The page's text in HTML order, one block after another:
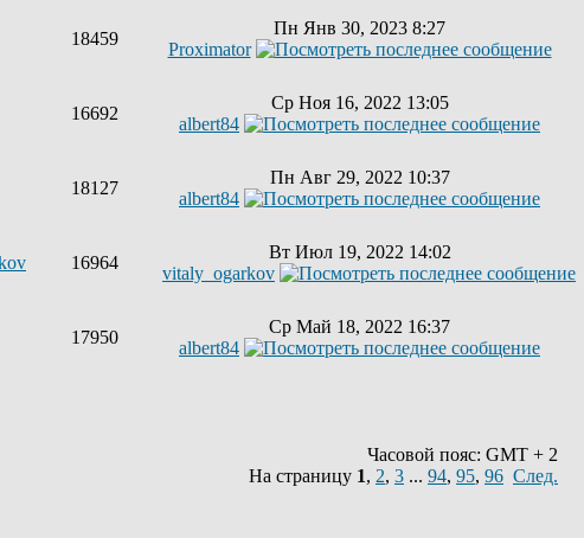
18459
Пн Янв 30, 2023 8:27
Proximator
16692
Ср Ноя 16, 2022 13:05
albert84
18127
Пн Авг 29, 2022 10:37
albert84
16964
Вт Июл 19, 2022 14:02
vitaly_ogarkov
17950
Ср Май 18, 2022 16:37
albert84
Часовой пояс: GMT + 2
На страницу 1, 2, 3 ... 94, 95, 96 След.